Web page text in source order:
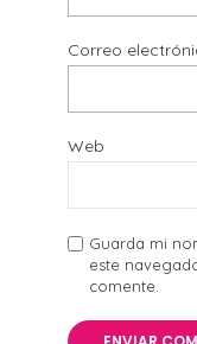
Correo
Web
Guarda mi
este
comente.